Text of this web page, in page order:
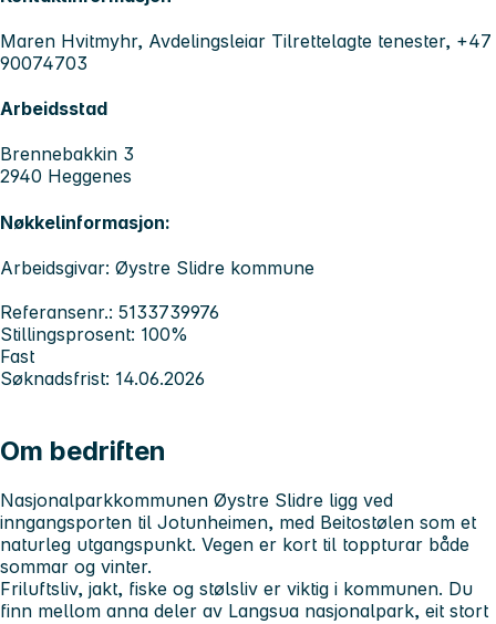
Maren Hvitmyhr, Avdelingsleiar Tilrettelagte tenester, +47
90074703
Arbeidsstad
Brennebakkin 3
2940 Heggenes
Nøkkelinformasjon:
Arbeidsgivar: Øystre Slidre kommune
Referansenr.: 5133739976
Stillingsprosent: 100%
Fast
Søknadsfrist: 14.06.2026
Om bedriften
Nasjonalparkkommunen Øystre Slidre ligg ved
inngangsporten til Jotunheimen, med Beitostølen som et
naturleg utgangspunkt. Vegen er kort til toppturar både
sommar og vinter.
Friluftsliv, jakt, fiske og stølsliv er viktig i kommunen. Du
finn mellom anna deler av Langsua nasjonalpark, eit stort